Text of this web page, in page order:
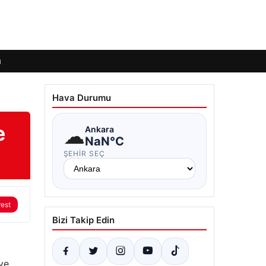
Hava Durumu
☁Ankara
NaN°C
ŞEHIR SEÇ
Bizi Takip Edin